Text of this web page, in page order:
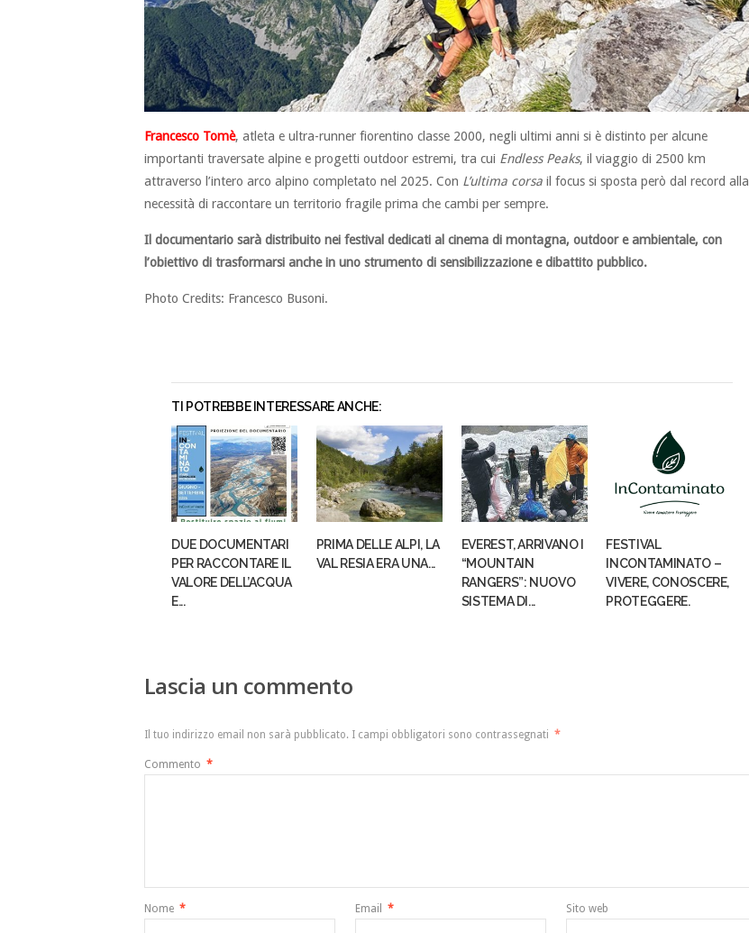
Francesco Tomè, atleta e ultra-runner fiorentino classe 2000, negli ultimi anni si è distinto per alcune
importanti traversate alpine e progetti outdoor estremi, tra cui Endless Peaks, il viaggio di 2500 km
attraverso l’intero arco alpino completato nel 2025. Con L’ultima corsa il focus si sposta però dal record alla
necessità di raccontare un territorio fragile prima che cambi per sempre.
Il documentario sarà distribuito nei festival dedicati al cinema di montagna, outdoor e ambientale, con
l’obiettivo di trasformarsi anche in uno strumento di sensibilizzazione e dibattito pubblico.
Photo Credits: Francesco Busoni.
TI POTREBBE INTERESSARE ANCHE:
DUE DOCUMENTARI
PER RACCONTARE IL
VALORE DELL’ACQUA
E...
PRIMA DELLE ALPI, LA
VAL RESIA ERA UNA...
EVEREST, ARRIVANO I
“MOUNTAIN
RANGERS”: NUOVO
SISTEMA DI...
FESTIVAL
INCONTAMINATO –
VIVERE, CONOSCERE,
PROTEGGERE.
Lascia un commento
Il tuo indirizzo email non sarà pubblicato. I campi obbligatori sono contrassegnati *
Commento *
Nome * Email * Sito web